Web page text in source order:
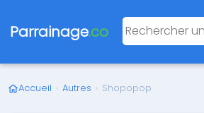
Parrainage.co
Accueil › Autres › Shopopop